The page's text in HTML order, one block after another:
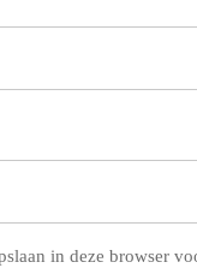
in deze browser